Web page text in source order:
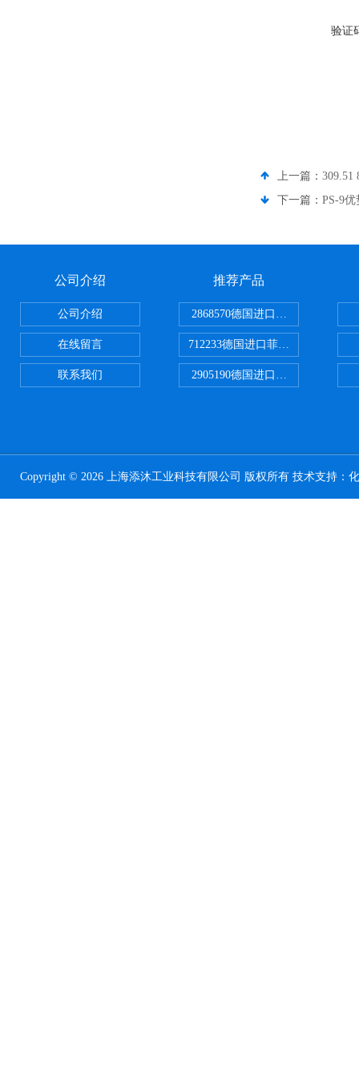
验证
上一篇： 309.51
下一篇： PS-9
公司介绍
公司介绍
在线留言
联系我们
推荐产品
2868570德国进口菲尼克斯电源
712233德国进口菲尼克斯断路器
2905190德国进口菲尼克斯继电器
Copyright © 2026 上海添沐工业科技有限公司 版权所有 技术支持：